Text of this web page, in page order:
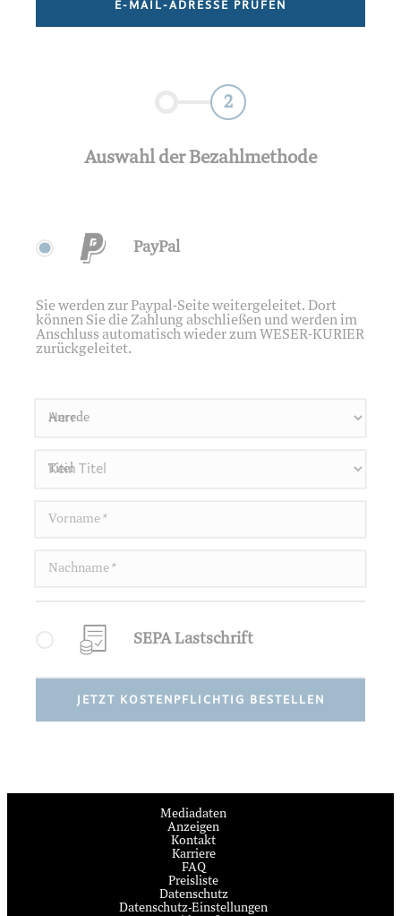
E-MAIL-ADRESSE PRÜFEN
2
Auswahl der Bezahlmethode
PayPal
Sie werden zur Paypal-Seite weitergeleitet. Dort
können Sie die Zahlung abschließen und werden im
Anschluss automatisch wieder zum WESER-KURIER
zurückgeleitet.
Anrede
Titel
Vorname *
Nachname *
SEPA Lastschrift
JETZT KOSTENPFLICHTIG BESTELLEN
Mediadaten
Anzeigen
Kontakt
Karriere
FAQ
Preisliste
Datenschutz
Datenschutz-Einstellungen